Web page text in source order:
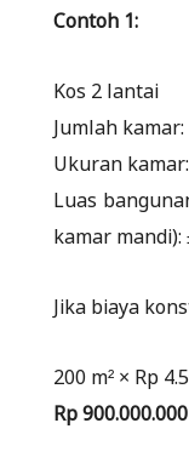
Contoh 1:
Kos 2 lantai
Jumlah
Ukuran
Luas
kamar mandi):
Jika biaya
200 m² × Rp
Rp 900.000.000